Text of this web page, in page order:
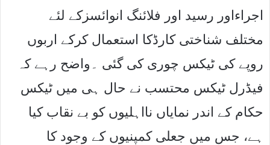
اجراءاور رسید اور فلائنگ انوائسزکے لئے
مختلف شناختی کارڈکا استعمال کرکے اربوں
روپے کی ٹیکس چوری کی گئی ۔واضح رہے کہ
فیڈرل ٹیکس محتسب نے حال ہی میں ٹیکس
حکام کے اندر نمایاں نااہلیوں کو بے نقاب کیا
ہے، جس میں جعلی کمپنیوں کے وجود کا